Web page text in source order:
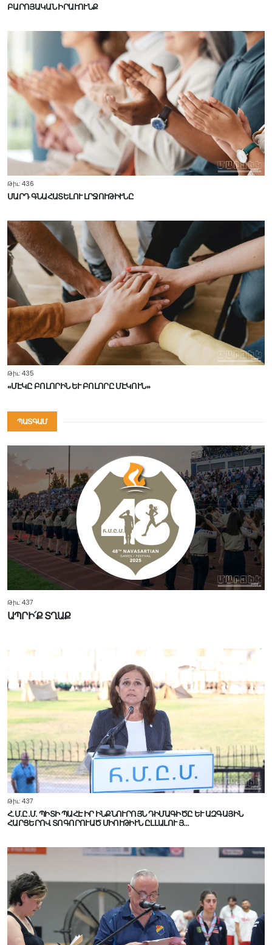
ԲԱՐՈՅԱԿԱՆ ԻՐԱՒՈՒՆՔ
Թիւ: 436
ՄԱՐԴ ԳՆԱՀԱՏԵԼՈՒ ԼՐՋՈՒԹԻՒՆԸ
Թիւ: 435
«ՄԷԿԸ ԲՈԼՈՐԻՆ ԵՒ ԲՈԼՈՐԸ ՄԷԿՈՒՆ»
ՊԱՏԳԱՄ
Թիւ: 437
ԱՊՐԻ՛Ք ՏՂԱՔ
Թիւ: 437
Հ.Մ.Ը.Մ. ՊԻՏԻ ՊԱՀԷ ԻՐ ԻՆՔՆՈՒՐՈՅՆ ԴԻՄԱԳԻԾԸ ԵՒ ԱԶԳԱՅԻՆ
ՀԱՐՑԵՐՈՎ ՏՈԳՈՐՈՒԱԾ ՄԻՈՒԹԻՒՆ ԸԼԼԱԼՈՒ Յ…